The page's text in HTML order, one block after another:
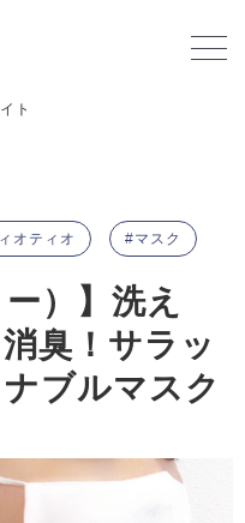
ト
オティオ マスク
）】洗え
臭！サラッ
ブルマスク